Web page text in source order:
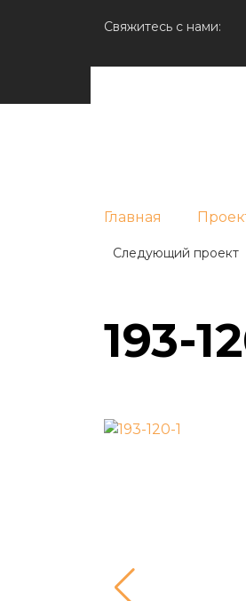
Свяжитесь с нами:
Главная
Следующий проект
193-